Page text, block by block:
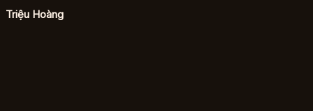
Triệu Hoàng